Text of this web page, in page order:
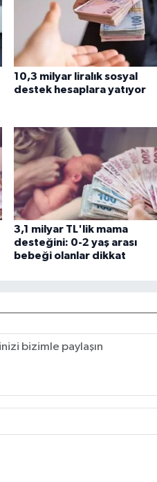
10,3 milyar liralık sosyal
destek hesaplara yatıyor
3,1 milyar TL'lik mama
desteğini: 0-2 yaş arası
bebeği olanlar dikkat